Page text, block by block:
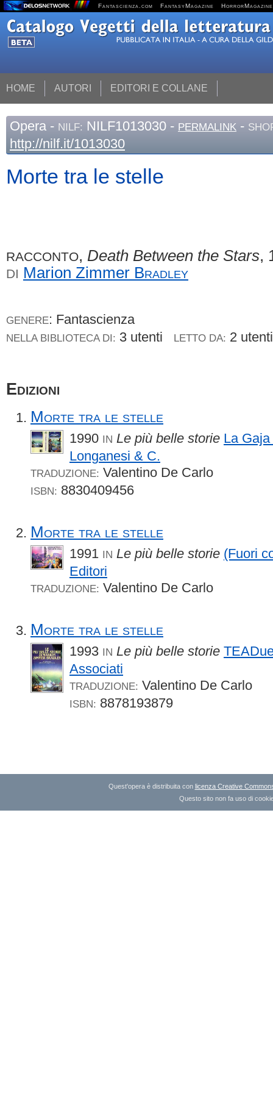
Fantascienza.com FantasyMagazine HorrorMagazine
HOME AUTORI EDITORI E COLLANE
Opera - NILF: NILF1013030 - PERMALINK -
http://nilf.it/1013030
Morte tra le stelle
RACCONTO, Death Between the Stars,
DI Marion Zimmer Bradley
GENERE: Fantascienza
NELLA BIBLIOTECA DI: 3 utenti LETTO DA: 2
Edizioni
Morte tra le stelle
1990 IN Le più belle storie La
Longanesi & C.
TRADUZIONE: Valentino De Carlo
ISBN: 8830409456
Morte tra le stelle
1991 IN Le più belle storie (Fuori
Editori
TRADUZIONE: Valentino De Carlo
Morte tra le stelle
1993 IN Le più belle storie
Associati
TRADUZIONE: Valentino De Carlo
ISBN: 8878193879
Quest'opera è distribuita con licenza Creative
Questo sito non fa uso di